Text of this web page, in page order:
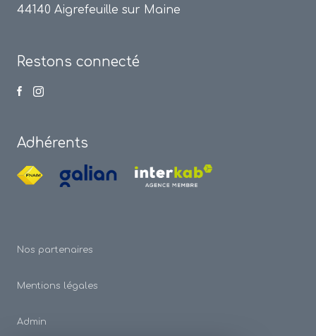
44140 Aigrefeuille sur Maine
Restons connecté
Adhérents
Nos partenaires
Mentions légales
Admin